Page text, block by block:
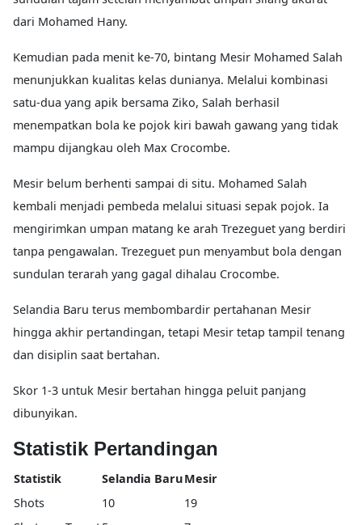
dari Mohamed Hany.
Kemudian pada menit ke-70, bintang Mesir Mohamed Salah
menunjukkan kualitas kelas dunianya. Melalui kombinasi
satu-dua yang apik bersama Ziko, Salah berhasil
menempatkan bola ke pojok kiri bawah gawang yang tidak
mampu dijangkau oleh Max Crocombe.
Mesir belum berhenti sampai di situ. Mohamed Salah
kembali menjadi pembeda melalui situasi sepak pojok. Ia
mengirimkan umpan matang ke arah Trezeguet yang berdiri
tanpa pengawalan. Trezeguet pun menyambut bola dengan
sundulan terarah yang gagal dihalau Crocombe.
Selandia Baru terus membombardir pertahanan Mesir
hingga akhir pertandingan, tetapi Mesir tetap tampil tenang
dan disiplin saat bertahan.
Skor 1-3 untuk Mesir bertahan hingga peluit panjang
dibunyikan.
Statistik Pertandingan
Statistik Selandia BaruMesir
Shots
10
19